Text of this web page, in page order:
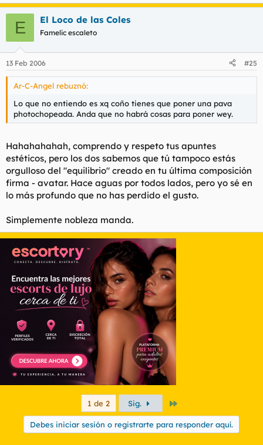
E El Loco de las Coles
Famelic escaleto
13 Feb 2006 #25
Ar-C-Angel rebuznó:
Lo que no entiendo es xq coño tienes que poner una pava
photochopeada. Anda que no habrá cosas para poner wey.
Hahahahahah, comprendo y respeto tus apuntes
estéticos, pero los dos sabemos que tú tampoco estás
orgulloso del "equilibrio" creado en tu última composición
firma - avatar. Hace aguas por todos lados, pero yo sé en
lo más profundo que no has perdido el gusto.
Simplemente nobleza manda.
1 de 2 Sig.
Debes iniciar sesión o registrarte para responder aquí.